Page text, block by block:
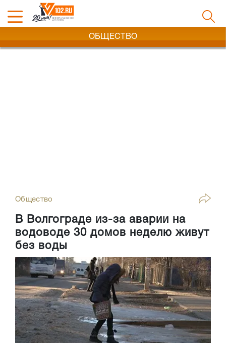
ОБЩЕСТВО
Общество
В Волгограде из-за аварии на
водоводе 30 домов неделю живут
без воды